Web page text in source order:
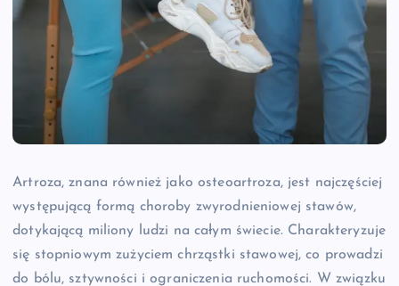
Artroza, znana również jako osteoartroza, jest najczęściej
występującą formą choroby zwyrodnieniowej stawów,
dotykającą miliony ludzi na całym świecie. Charakteryzuje
się stopniowym zużyciem chrząstki stawowej, co prowadzi
do bólu, sztywności i ograniczenia ruchomości. W związku